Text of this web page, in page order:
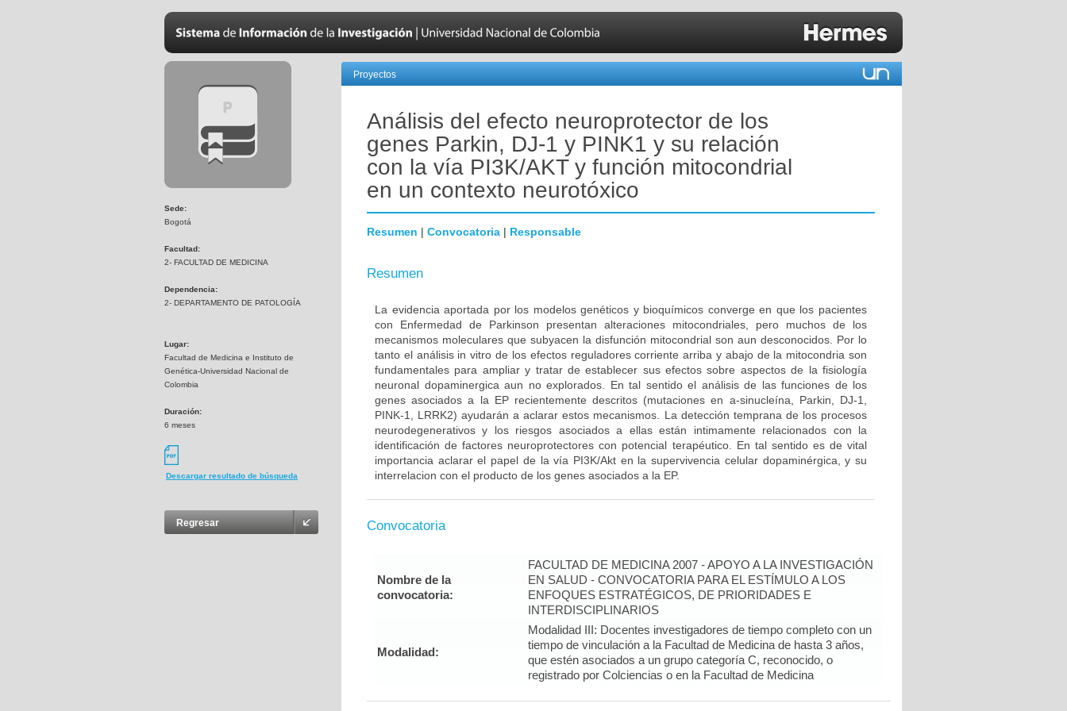
Sede:
Bogotá
Facultad:
2- FACULTAD DE MEDICINA
Dependencia:
2- DEPARTAMENTO DE PATOLOGÍA
Lugar:
Facultad de Medicina e Instituto de
Genética-Universidad Nacional de
Colombia
Duración:
6 meses
Descargar resultado de búsqueda
Regresar
Proyectos
Análisis del efecto neuroprotector de los
genes Parkin, DJ-1 y PINK1 y su relación
con la vía PI3K/AKT y función mitocondrial
en un contexto neurotóxico
Resumen | Convocatoria | Responsable
Resumen
La evidencia aportada por los modelos genéticos y bioquímicos converge en que los pacientes
con Enfermedad de Parkinson presentan alteraciones mitocondriales, pero muchos de los
mecanismos moleculares que subyacen la disfunción mitocondrial son aun desconocidos. Por lo
tanto el análisis in vitro de los efectos reguladores corriente arriba y abajo de la mitocondria son
fundamentales para ampliar y tratar de establecer sus efectos sobre aspectos de la fisiología
neuronal dopaminergica aun no explorados. En tal sentido el análisis de las funciones de los
genes asociados a la EP recientemente descritos (mutaciones en a-sinucleína, Parkin, DJ-1,
PINK-1, LRRK2) ayudarán a aclarar estos mecanismos. La detección temprana de los procesos
neurodegenerativos y los riesgos asociados a ellas están intimamente relacionados con la
identificación de factores neuroprotectores con potencial terapéutico. En tal sentido es de vital
importancia aclarar el papel de la vía PI3K/Akt en la supervivencia celular dopaminérgica, y su
interrelacion con el producto de los genes asociados a la EP.
Convocatoria
Nombre de la
convocatoria:
FACULTAD DE MEDICINA 2007 - APOYO A LA INVESTIGACIÓN
EN SALUD - CONVOCATORIA PARA EL ESTÍMULO A LOS
ENFOQUES ESTRATÉGICOS, DE PRIORIDADES E
INTERDISCIPLINARIOS
Modalidad:
Modalidad III: Docentes investigadores de tiempo completo con un
tiempo de vinculación a la Facultad de Medicina de hasta 3 años,
que estén asociados a un grupo categoría C, reconocido, o
registrado por Colciencias o en la Facultad de Medicina